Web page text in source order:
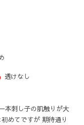
透けなし
本刺し子の肌触りが大
めてですが 期待通り